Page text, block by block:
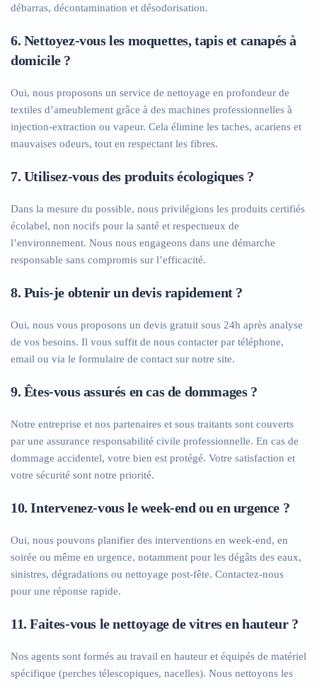
débarras, décontamination et désodorisation.
6. Nettoyez-vous les moquettes, tapis et canapés à
domicile ?
Oui, nous proposons un service de nettoyage en profondeur de
textiles d’ameublement grâce à des machines professionnelles à
injection-extraction ou vapeur. Cela élimine les taches, acariens et
mauvaises odeurs, tout en respectant les fibres.
7. Utilisez-vous des produits écologiques ?
Dans la mesure du possible, nous privilégions les produits certifiés
écolabel, non nocifs pour la santé et respectueux de
l’environnement. Nous nous engageons dans une démarche
responsable sans compromis sur l’efficacité.
8. Puis-je obtenir un devis rapidement ?
Oui, nous vous proposons un devis gratuit sous 24h après analyse
de vos besoins. Il vous suffit de nous contacter par téléphone,
email ou via le formulaire de contact sur notre site.
9. Êtes-vous assurés en cas de dommages ?
Notre entreprise et nos partenaires et sous traitants sont couverts
par une assurance responsabilité civile professionnelle. En cas de
dommage accidentel, votre bien est protégé. Votre satisfaction et
votre sécurité sont notre priorité.
10. Intervenez-vous le week-end ou en urgence ?
Oui, nous pouvons planifier des interventions en week-end, en
soirée ou même en urgence, notamment pour les dégâts des eaux,
sinistres, dégradations ou nettoyage post-fête. Contactez-nous
pour une réponse rapide.
11. Faites-vous le nettoyage de vitres en hauteur ?
Nos agents sont formés au travail en hauteur et équipés de matériel
spécifique (perches télescopiques, nacelles). Nous nettoyons les